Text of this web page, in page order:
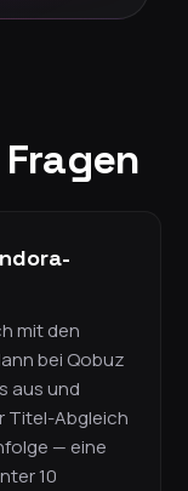
mit den
bei Qobuz
aus und
Titel-Abgleich
— eine
10